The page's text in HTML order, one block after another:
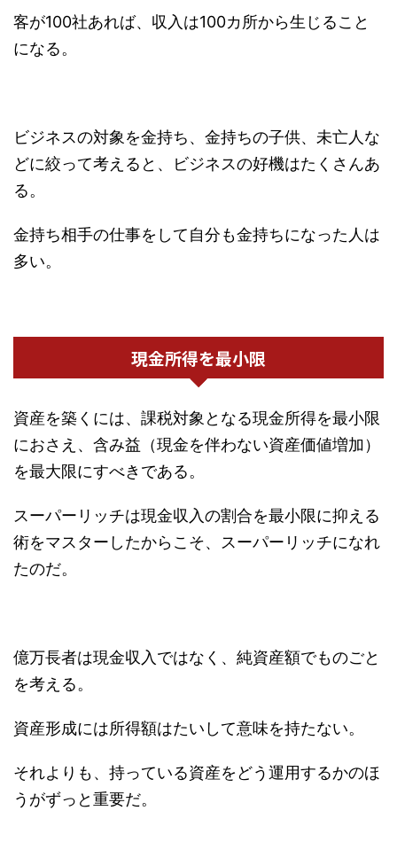
客が100社あれば、収入は100カ所から生じること
になる。
ビジネスの対象を金持ち、金持ちの子供、未亡人な
どに絞って考えると、ビジネスの好機はたくさんあ
る。
金持ち相手の仕事をして自分も金持ちになった人は
多い。
現金所得を最小限
資産を築くには、課税対象となる現金所得を最小限
におさえ、含み益（現金を伴わない資産価値増加）
を最大限にすべきである。
スーパーリッチは現金収入の割合を最小限に抑える
術をマスターしたからこそ、スーパーリッチになれ
たのだ。
億万長者は現金収入ではなく、純資産額でものごと
を考える。
資産形成には所得額はたいして意味を持たない。
それよりも、持っている資産をどう運用するかのほ
うがずっと重要だ。